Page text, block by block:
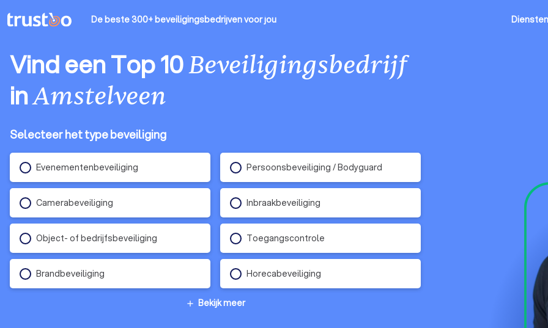
De beste 300+ beveiligingsbedrijvenvoor jou Diensten
Vind een Top 10Beveiligingsbedrijf
inAmstelveen
Selecteer het type beveiliging
Evenementenbeveiliging Persoonsbeveiliging / Bodyguard
Camerabeveiliging Inbraakbeveiliging
Object- of bedrijfsbeveiliging Toegangscontrole
Brandbeveiliging Horecabeveiliging
add Bekijk meer